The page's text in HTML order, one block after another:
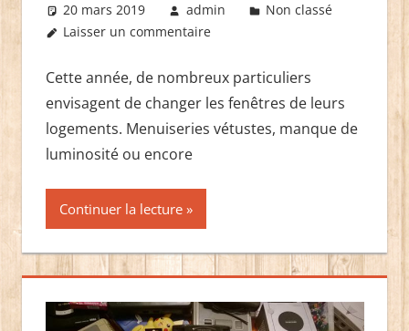
20 mars 2019 admin
Non classé
Laisser un commentaire
Cette année, de nombreux particuliers
envisagent de changer les fenêtres de leurs
logements. Menuiseries vétustes, manque de
luminosité ou encore
Continuer la lecture